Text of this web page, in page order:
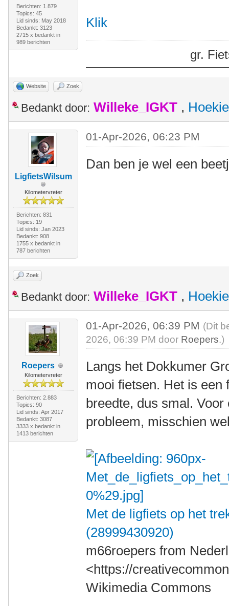
Berichten: 1.879
Topics: 45
Lid sinds: May 2018
Bedankt: 3123
2715 x bedankt in
989 berichten
Klik
gr.
Website Zoek
Bedankt door: Willeke_IGKT , Hoekie
LigfietsWilsum
Kilometervreter
Berichten: 831
Topics: 19
Lid sinds: Jan 2023
Bedankt: 908
1755 x bedankt in
787 berichten
01-Apr-2026, 06:23 PM
Dan ben je wel een
Zoek
Bedankt door: Willeke_IGKT , Hoekie
Roepers
Kilometervreter
Berichten: 2.883
Topics: 90
Lid sinds: Apr 2017
Bedankt: 3087
3333 x bedankt in
1413 berichten
01-Apr-2026, 06:39 PM (Dit
2026, 06:39 PM door Roepers.)
Langs het Dokkumer
mooi fietsen. Het is een
breedte, dus smal.
probleem, misschien
Met de ligfiets op het
(28999430920)
m66roepers from
<https://
Wikimedia Commons